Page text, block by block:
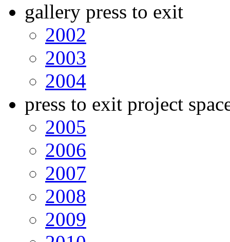
gallery press to exit
2002
2003
2004
press to exit project
2005
2006
2007
2008
2009